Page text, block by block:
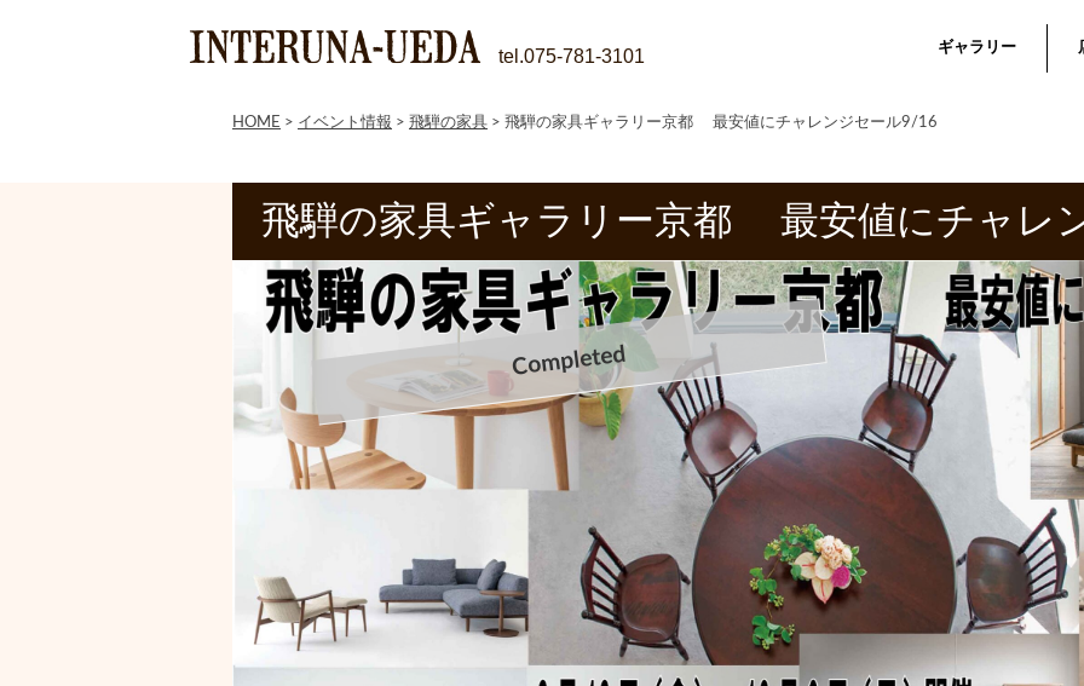
tel.075-781-3101 ギャラリー
HOME > イベント情報 > 飛騨の家具 > 飛騨の家具ギャラリー京都 最安値にチャレンジセール9/16
飛騨の家具ギャラリー京都 最安値にチャレ